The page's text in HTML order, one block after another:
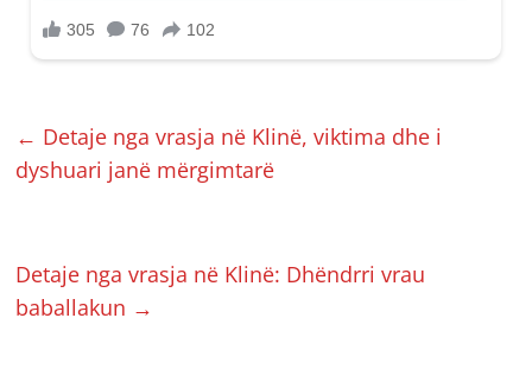
← Detaje nga vrasja në Klinë, viktima dhe i
dyshuari janë mërgimtarë
Detaje nga vrasja në Klinë: Dhëndrri vrau
baballakun →